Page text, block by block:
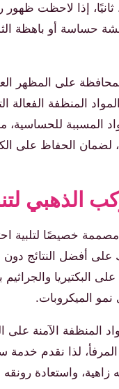
ثانيًا، إذا لاحظت
حساسة أو باهظة
على المظهر
المنظفة
المسببة
الذهبي
خصيصًا لتلبية
أفضل النتائج
الميكروبات.
الآمنة على
لذا نقدم خدمة
واستعادة رونقه